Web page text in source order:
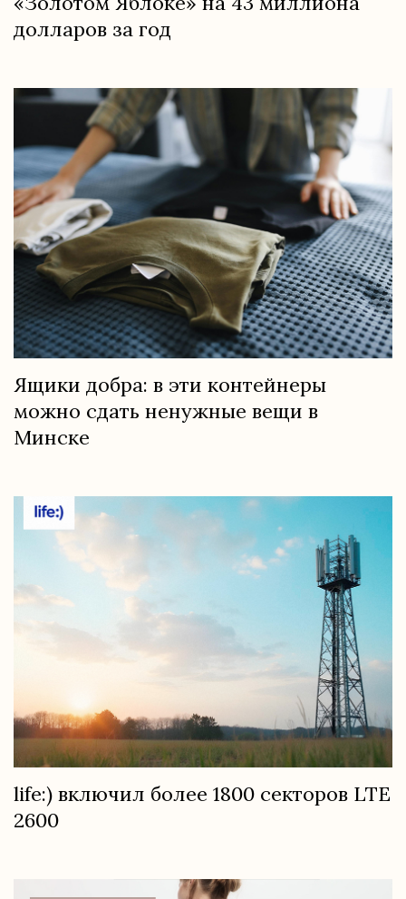
долларов за год
Ящики добра: в эти контейнеры
можно сдать ненужные вещи в
Минске
life:) включил более 1800 секторов LTE
2600